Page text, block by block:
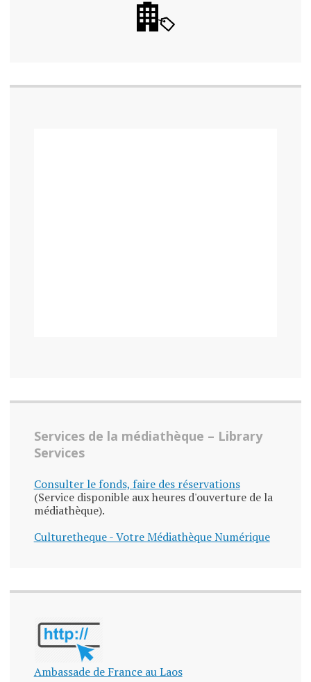
Services de la médiathèque – Library
Services
Consulter le fonds, faire des réservations
(Service disponible aux heures d'ouverture de la
médiathèque).
Culturetheque - Votre Médiathèque Numérique
Ambassade de France au Laos